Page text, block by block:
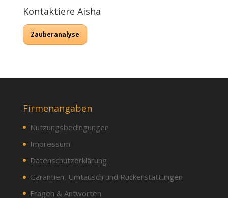
Kontaktiere Aisha
Zauberanalyse
Firmenangaben
Nutzungsbedingungen
Impressum
Datenschutzerklärung
Garantien, Umtausch und Rückerstattungen
Fragen & Antworten